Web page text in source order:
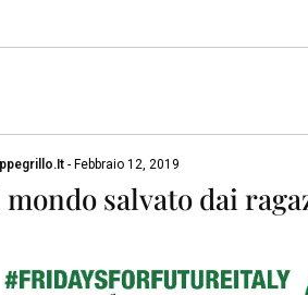
-Febbraio 12, 2019
salvato dai